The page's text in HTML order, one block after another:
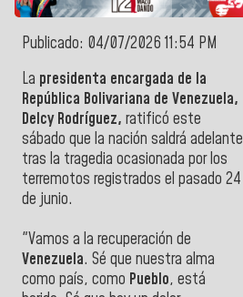
Publicado: 04/07/2026 11:54 PM
La presidenta encargada de la
República Bolivariana de Venezuela,
Delcy Rodríguez, ratificó este
sábado que la nación saldrá adelante
tras la tragedia ocasionada por los
terremotos registrados el pasado 24
de junio.
"Vamos a la recuperación de
Venezuela. Sé que nuestra alma
como país, como Pueblo, está